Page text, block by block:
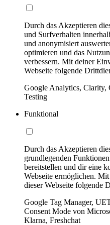
Durch das Akzeptieren
und Surfverhalten
und anonymisiert
optimieren und das
verbessern. Mit deiner
Webseite folgende
Google Analytics, Clarity,
Testing
Funktional
Durch das Akzeptieren
grundlegenden
bereitstellen und dir eine
Webseite ermöglichen.
dieser Webseite folgende
Google Tag Manager,
Consent Mode von
Klarna, Freshchat